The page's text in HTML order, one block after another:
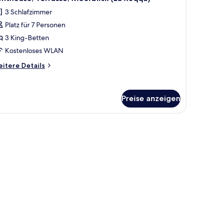
3 Schlafzimmer
Platz für 7 Personen
3 King-Betten
Kostenloses WLAN
Details
Preise anzeigen